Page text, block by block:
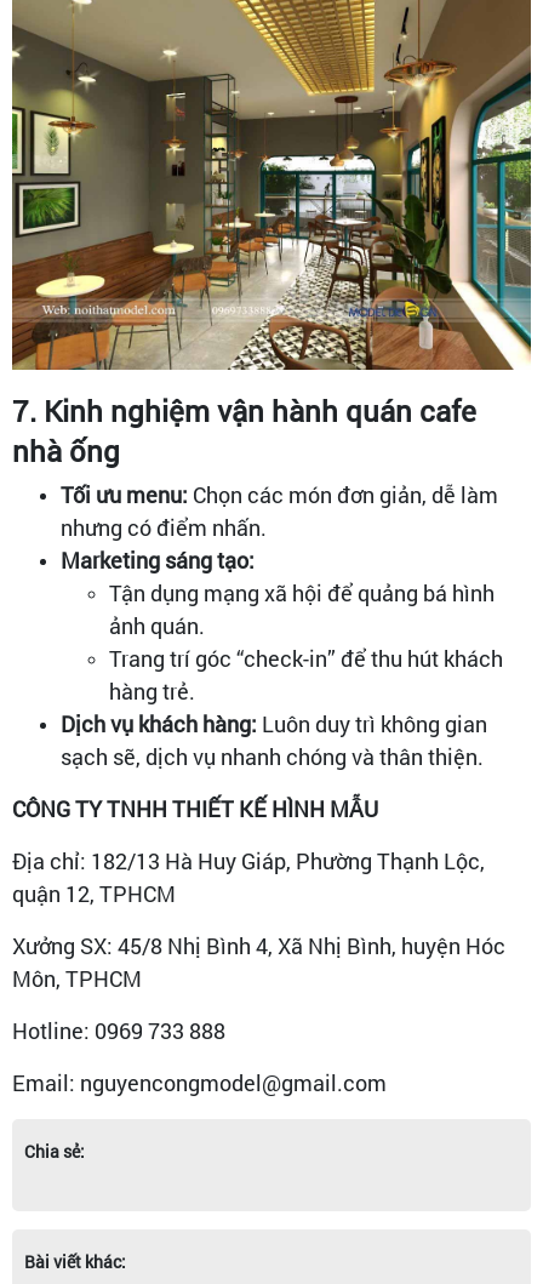
7. Kinh nghiệm vận hành quán cafe
nhà ống
Tối ưu menu: Chọn các món đơn giản, dễ làm
nhưng có điểm nhấn.
Marketing sáng tạo:
Tận dụng mạng xã hội để quảng bá hình
ảnh quán.
Trang trí góc “check-in” để thu hút khách
hàng trẻ.
Dịch vụ khách hàng: Luôn duy trì không gian
sạch sẽ, dịch vụ nhanh chóng và thân thiện.
CÔNG TY TNHH THIẾT KẾ HÌNH MẪU
Địa chỉ: 182/13 Hà Huy Giáp, Phường Thạnh Lộc,
quận 12, TPHCM
Xưởng SX: 45/8 Nhị Bình 4, Xã Nhị Bình, huyện Hóc
Môn, TPHCM
Hotline: 0969 733 888
Email: nguyencongmodel@gmail.com
Chia sẻ:
Bài viết khác: